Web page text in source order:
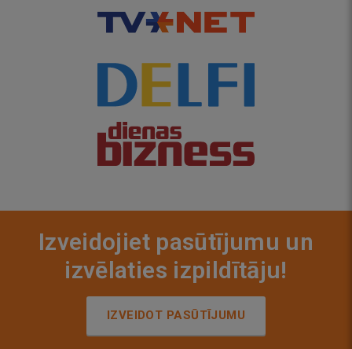
Izveidojiet pasūtījumu un
izvēlaties izpildītāju!
IZVEIDOT PASŪTĪJUMU